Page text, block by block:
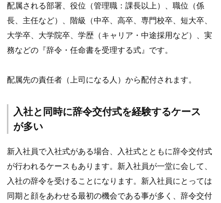
配属される部署、役位（管理職：課長以上）、職位（係
長、主任など）、階級（中卒、高卒、専門校卒、短大卒、
大学卒、大学院卒、学歴（キャリア・中途採用など）、実
務などの『辞令・任命書を受理する式』です。
配属先の責任者（上司になる人）から配付されます。
入社と同時に辞令交付式を経験するケース
が多い
新入社員で入社式がある場合、入社式とともに辞令交付式
が行われるケースもあります。新入社員が一堂に会して、
入社の辞令を受けることになります。新入社員にとっては
同期と顔をあわせる最初の機会である事が多く、辞令交付